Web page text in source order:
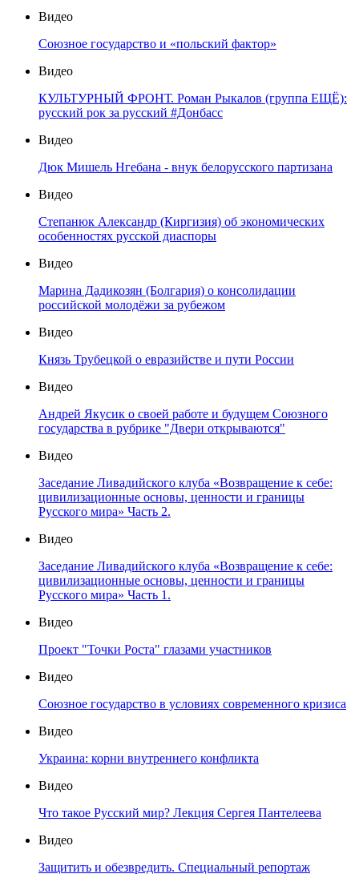
Видео
Союзное государство и «польский фактор»
Видео
КУЛЬТУРНЫЙ ФРОНТ. Роман Рыкалов (группа ЕЩЁ):
русский рок за русский #Донбасс
Видео
Дюк Мишель Нгебана - внук белорусского партизана
Видео
Степанюк Александр (Киргизия) об экономических
особенностях русской диаспоры
Видео
Марина Дадикозян (Болгария) о консолидации
российской молодёжи за рубежом
Видео
Князь Трубецкой о евразийстве и пути России
Видео
Андрей Якусик о своей работе и будущем Союзного
государства в рубрике "Двери открываются"
Видео
Заседание Ливадийского клуба «Возвращение к себе:
цивилизационные основы, ценности и границы
Русского мира» Часть 2.
Видео
Заседание Ливадийского клуба «Возвращение к себе:
цивилизационные основы, ценности и границы
Русского мира» Часть 1.
Видео
Проект "Точки Роста" глазами участников
Видео
Союзное государство в условиях современного кризиса
Видео
Украина: корни внутреннего конфликта
Видео
Что такое Русский мир? Лекция Сергея Пантелеева
Видео
Защитить и обезвредить. Специальный репортаж